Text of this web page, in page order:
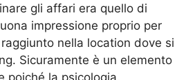
gli affari era quello di
impressione proprio per
raggiunto nella location dove si
Sicuramente è un elemento
poiché la psicologia,